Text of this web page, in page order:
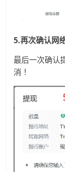
5.再次确认网
最后一次确认
消！